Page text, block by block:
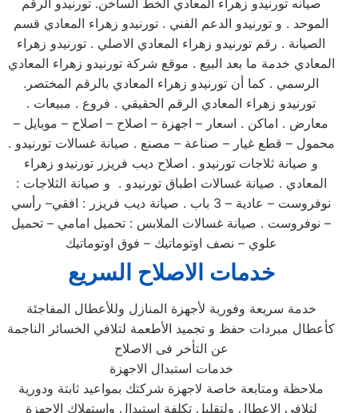
صيانه تورنيدو زهراء المعادي الخط الساخن. تورنيدو الرقم
الموحد . و تورنيدو الدعم الفني . تورنيدو زهراء المعادي قسم
الصيانة . رقم تورنيدو زهراء المعادي الاصلي . تورنيدو زهراء
المعادي خدمة ما بعد البيع . موقع شركة تورنيدو زهراء المعادي
الرسمي . كما أن تورنيدو زهراء المعادي بالرقم المختصر.
تورنيدو زهراء المعادي الرقم الحقيقي . فروع . مبيعات .
معارض . اماكن . اسعار – اجهزة – اصلاح – اصلاح – موبايل –
محمول – قطع غيار – صناعة – مصنع . صيانة غسالات تورنيدو .
و صيانة ثلاجات تورنيدو . اصلاح ديب فريزر تورنيدو زهراء
المعادي . صيانة غسالات اطباق تورنيدو . و صيانة الثلاجات :
نوفروست – عادية – 3 باب . صيانة ديب فريزر : افقي– رأسي
– نوفروست . صيانة غسالات الملابس : تحميل امامي – تحميل
علوي – نصف اوتوماتيك – فوق اوتوماتيك
خدمات الاصلاح السريع
خدمة سريعة وفورية لأجهزة المنازل وللأعطال المفاجئة
كأعطال مبردات حفظ و تجميد الأطعمة لتلافي الخسائر الناجمة
عن التأخر فى الاصلاح
خدمات استبدال الاجهزة
ملاحظة ومتابعة خاصة لاجهزة شركتك بمواعيد ثابتة ودورية
لتلافي الاعطال ولتقليل تكلفة استبدال واستهلاك الاجهزة